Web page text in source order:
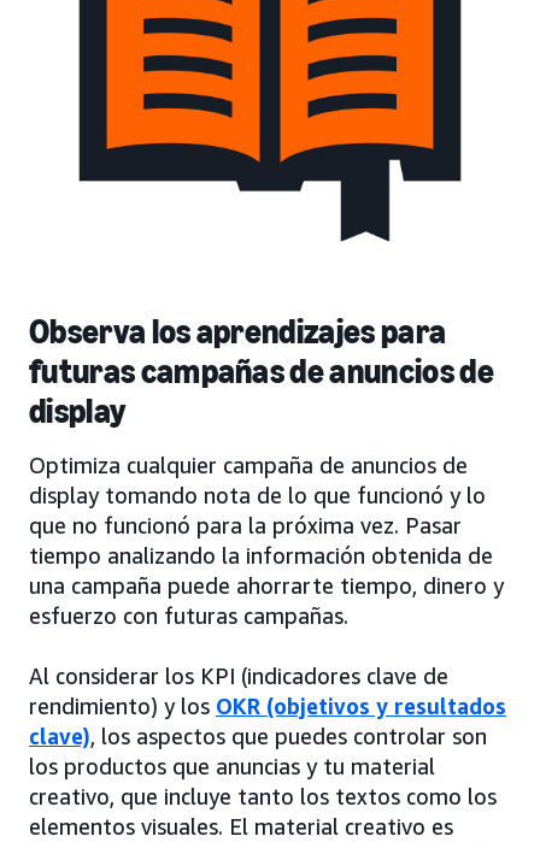
Observa los aprendizajes para
futuras campañas de anuncios de
display
Optimiza cualquier campaña de anuncios de
display tomando nota de lo que funcionó y lo
que no funcionó para la próxima vez. Pasar
tiempo analizando la información obtenida de
una campaña puede ahorrarte tiempo, dinero y
esfuerzo con futuras campañas.
Al considerar los KPI (indicadores clave de
rendimiento) y los OKR (objetivos y resultados
clave), los aspectos que puedes controlar son
los productos que anuncias y tu material
creativo, que incluye tanto los textos como los
elementos visuales. El material creativo es